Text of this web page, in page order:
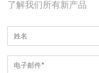
了解我们所有新产品